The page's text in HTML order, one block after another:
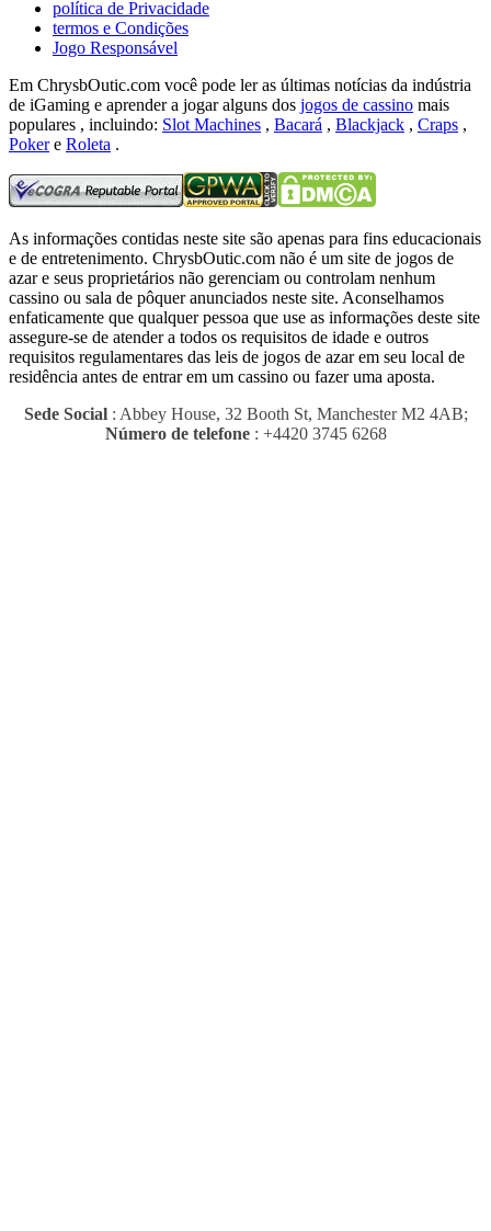
política de Privacidade
termos e Condições
Jogo Responsável
Em ChrysbOutic.com você pode ler as últimas notícias da indústria
de iGaming e aprender a jogar alguns dos jogos de cassino mais
populares , incluindo: Slot Machines , Bacará , Blackjack , Craps ,
Pokere Roleta .
As informações contidas neste site são apenas para fins educacionais
e de entretenimento. ChrysbOutic.com não é um site de jogos de
azar e seus proprietários não gerenciam ou controlam nenhum
cassino ou sala de pôquer anunciados neste site. Aconselhamos
enfaticamente que qualquer pessoa que use as informações deste site
assegure-se de atender a todos os requisitos de idade e outros
requisitos regulamentares das leis de jogos de azar em seu local de
residência antes de entrar em um cassino ou fazer uma aposta.
Sede Social: Abbey House, 32 Booth St, Manchester M2 4AB;
Número de telefone: +4420 3745 6268